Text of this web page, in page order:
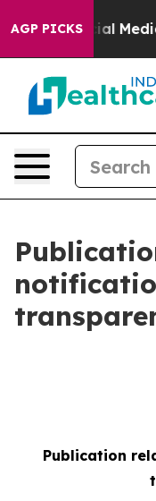
AGP PICKS
Social Media
Publication